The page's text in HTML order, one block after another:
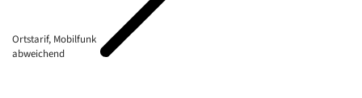
Ortstarif, Mobilfunk
abweichend